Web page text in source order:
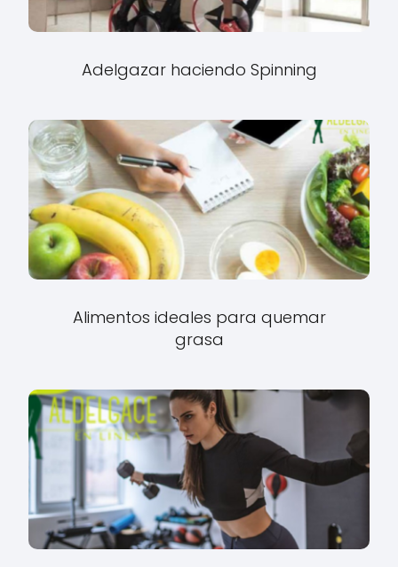
Adelgazar haciendo Spinning
Alimentos ideales para quemar
grasa